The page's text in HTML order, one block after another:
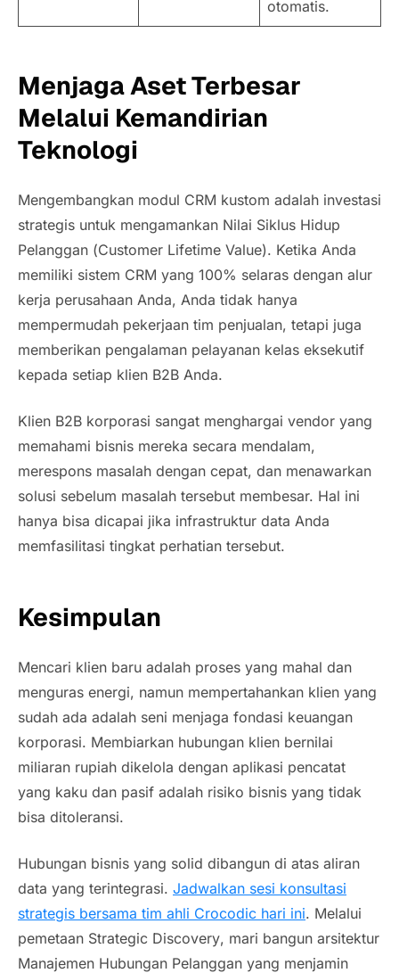
otomatis.
Menjaga Aset Terbesar
Melalui Kemandirian
Teknologi
Mengembangkan modul CRM kustom adalah investasi
strategis untuk mengamankan Nilai Siklus Hidup
Pelanggan (Customer Lifetime Value). Ketika Anda
memiliki sistem CRM yang 100% selaras dengan alur
kerja perusahaan Anda, Anda tidak hanya
mempermudah pekerjaan tim penjualan, tetapi juga
memberikan pengalaman pelayanan kelas eksekutif
kepada setiap klien B2B Anda.
Klien B2B korporasi sangat menghargai vendor yang
memahami bisnis mereka secara mendalam,
merespons masalah dengan cepat, dan menawarkan
solusi sebelum masalah tersebut membesar. Hal ini
hanya bisa dicapai jika infrastruktur data Anda
memfasilitasi tingkat perhatian tersebut.
Kesimpulan
Mencari klien baru adalah proses yang mahal dan
menguras energi, namun mempertahankan klien yang
sudah ada adalah seni menjaga fondasi keuangan
korporasi. Membiarkan hubungan klien bernilai
miliaran rupiah dikelola dengan aplikasi pencatat
yang kaku dan pasif adalah risiko bisnis yang tidak
bisa ditoleransi.
Hubungan bisnis yang solid dibangun di atas aliran
data yang terintegrasi. Jadwalkan sesi konsultasi
strategis bersama tim ahli Crocodic hari ini. Melalui
pemetaan Strategic Discovery, mari bangun arsitektur
Manajemen Hubungan Pelanggan yang menjamin